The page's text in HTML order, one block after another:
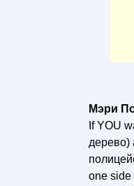
Мэри
If YOU
дерево)
one side